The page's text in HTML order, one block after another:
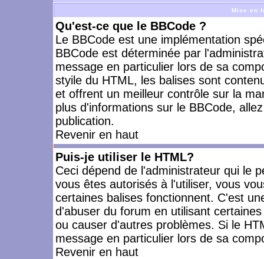
Mise en
Qu'est-ce que le BBCode ?
Le BBCode est une implémentation
BBCode est déterminée par
message en particulier lors de sa
styile du HTML, les balises sont
et offrent un meilleur contrôle sur la
plus d'informations sur le BBCode,
publication.
Revenir en haut
Puis-je utiliser le HTML?
Ceci dépend de l'administrateur qui le
vous êtes autorisés à l'utiliser, vous
certaines balises fonctionnent. C'est
d'abuser du forum en utilisant
ou causer d'autres problèmes. Si le
message en particulier lors de sa
Revenir en haut